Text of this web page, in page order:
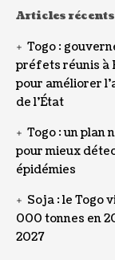
Articles récents
Togo :
préfets réunis à
pour améliorer
de l’État
Togo : un plan
pour mieux
épidémies
Soja : le Togo
000 tonnes en
2027